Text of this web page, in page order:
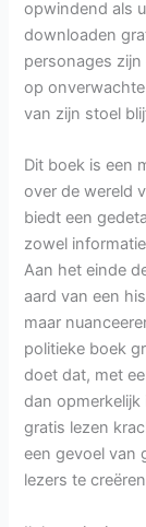
opwindend als
downloaden
personages
op
van zijn stoel
Dit boek is een
over de wereld
biedt een
zowel
Aan het einde
aard van een
maar
politieke boek
doet dat, met
dan
gratis lezen
een gevoel van
lezers te